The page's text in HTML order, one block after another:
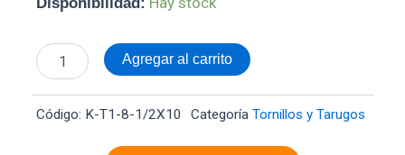
Disponibilidad:
Tornillo
T1
Punta
8
Agregar al carrito
Código: K-T1-8-1/2X10 Categoría Tornillos y Tarugos